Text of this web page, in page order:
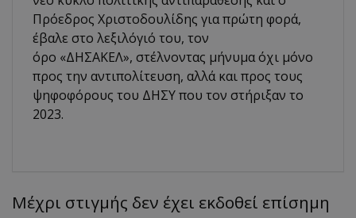
Πρόεδρος Χριστοδουλίδης για πρώτη φορά,
έβαλε στο λεξιλόγιό του, τον
όρο «ΔΗΣΑΚΕΛ», στέλνοντας μήνυμα όχι μόνο
προς την αντιπολίτευση, αλλά και προς τους
ψηφοφόρους του ΔΗΣΥ που τον στήριξαν το
2023.
Μέχρι στιγμής δεν έχει εκδοθεί επίσημη